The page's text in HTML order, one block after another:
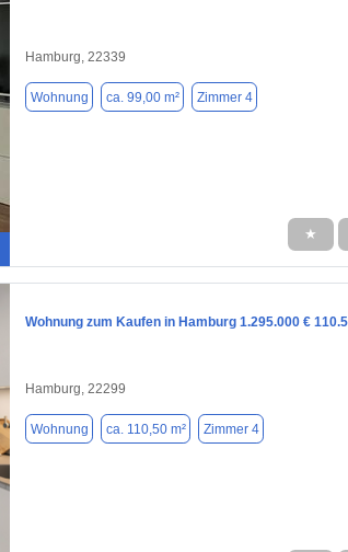
Hamburg, 22339
Wohnung ca. 99,00 m² Zimmer 4
★
Wohnung zum Kaufen in Hamburg 1.295.000 € 110.5
Hamburg, 22299
Wohnung ca. 110,50 m² Zimmer 4